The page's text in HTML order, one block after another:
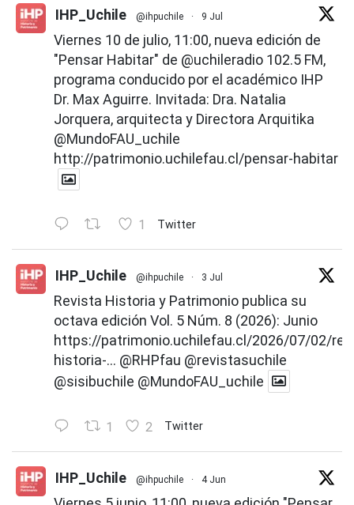
IHP_Uchile @ihpuchile · 9 Jul
Viernes 10 de julio, 11:00, nueva edición de
"Pensar Habitar" de @uchileradio 102.5 FM,
programa conducido por el académico IHP
Dr. Max Aguirre. Invitada: Dra. Natalia
Jorquera, arquitecta y Directora Arquitika
@MundoFAU_uchile
http://patrimonio.uchilefau.cl/pensar-habitar
1 Twitter
IHP_Uchile @ihpuchile · 3 Jul
Revista Historia y Patrimonio publica su
octava edición Vol. 5 Núm. 8 (2026): Junio
https://patrimonio.uchilefau.cl/2026/07/02/
historia-... @RHPfau @revistasuchile
@sisibuchile @MundoFAU_uchile
1 2 Twitter
IHP_Uchile @ihpuchile · 4 Jun